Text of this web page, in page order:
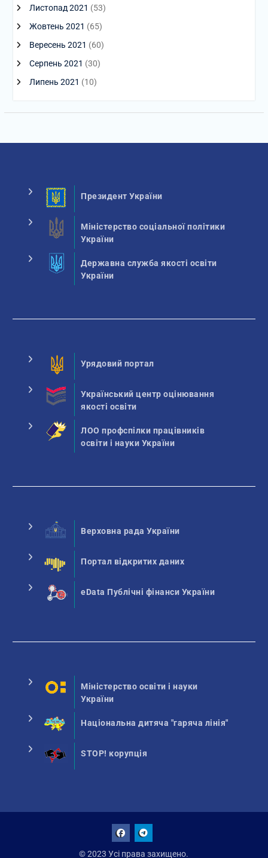
Листопад 2021 (53)
Жовтень 2021 (65)
Вересень 2021 (60)
Серпень 2021 (30)
Липень 2021 (10)
Президент України
Міністерство соціальної політики
України
Державна служба якості освіти
України
Урядовий портал
Український центр оцінювання
якості освіти
ЛОО профспілки працівників
освіти і науки України
Верховна рада України
Портал відкритих даних
eData Публічні фінанси України
Міністерство освіти і науки
України
Національна дитяча "гаряча лінія"
STOP! корупція
© 2023 Усі права захищено.